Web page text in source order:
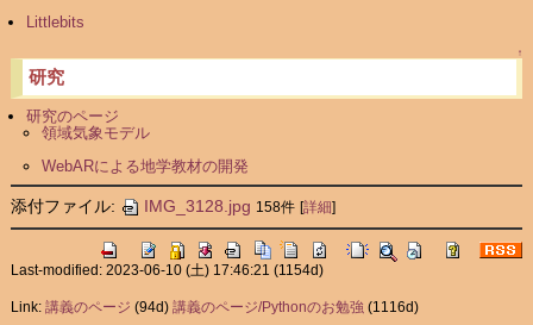
Littlebits
↑
研究
研究のページ
領域気象モデル
WebARによる地学教材の開発
添付ファイル: IMG_3128.jpg 158件 [詳細]
Last-modified: 2023-06-10 (土) 17:46:21 (1154d)
Link: 講義のページ (94d) 講義のページ/Pythonのお勉強 (1116d)